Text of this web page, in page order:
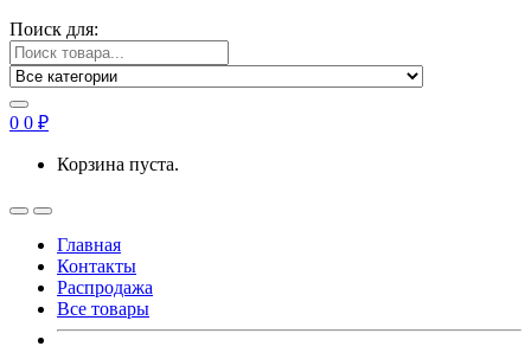
Поиск для:
0 0 ₽
Корзина пуста.
Главная
Контакты
Распродажа
Все товары